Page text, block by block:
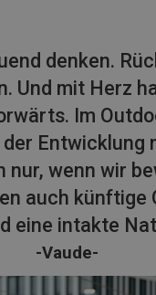
denken.
Und mit Herz
Im
der Entwicklung
nur, wenn wir
auch künftige
eine intakte
-Vaude-